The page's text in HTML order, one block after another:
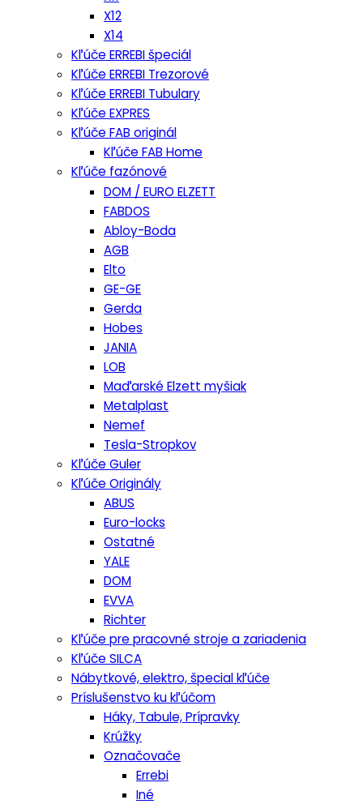
X12
X14
Kľúče ERREBI špeciál
Kľúče ERREBI Trezorové
Kľúče ERREBI Tubulary
Kľúče EXPRES
Kľúče FAB originál
Kľúče FAB Home
Kľúče fazónové
DOM / EURO ELZETT
FABDOS
Abloy-Boda
AGB
Elto
GE-GE
Gerda
Hobes
JANIA
LOB
Maďarské Elzett myšiak
Metalplast
Nemef
Tesla-Stropkov
Kľúče Guler
Kľúče Originály
ABUS
Euro-locks
Ostatné
YALE
DOM
EVVA
Richter
Kľúče pre pracovné stroje a zariadenia
Kľúče SILCA
Nábytkové, elektro, špecial kľúče
Príslušenstvo ku kľúčom
Háky, Tabule, Prípravky
Krúžky
Označovače
Errebi
Iné